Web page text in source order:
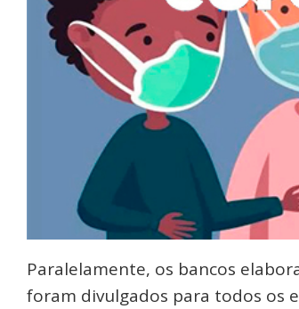
Paralelamente, os bancos
foram divulgados para todos os